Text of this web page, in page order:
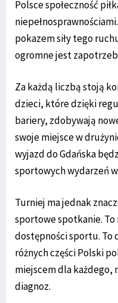
Polsce społeczność
pokazem siły tego
ogromne jest
Za każdą liczbą stoją
dzieci, które dzięki
bariery, zdobywają
swoje miejsce w
wyjazd do Gdańska
sportowych wydarzeń
Turniej ma jednak
sportowe spotkanie.
dostępności sportu. To
różnych części Polski
miejscem dla każdego,
diagnoz.